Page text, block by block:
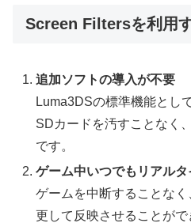
Screen Filtersを利用
追加ソフトの導入が不要
Luma3DSの標準機能とし
SDカードを汚すことなく
です。
ゲーム中いつでもリアル
ゲームを中断することな
更して反映させることがで